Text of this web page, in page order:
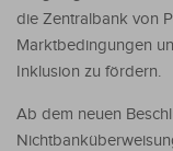
die Zentralbank von
Marktbedingungen
Inklusion zu fördern.
Ab dem neuen